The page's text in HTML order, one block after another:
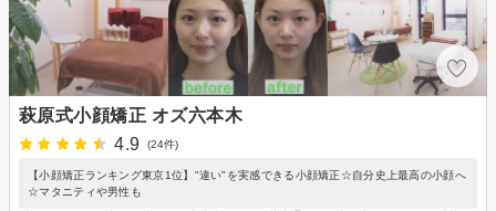
萩原式小顔矯正 オズ六本木
4.9
(24件)
【小顔矯正ランキング東京1位】"違い"を実感できる小顔矯正☆自分史上最高の小顔へ
☆マタニティや男性も